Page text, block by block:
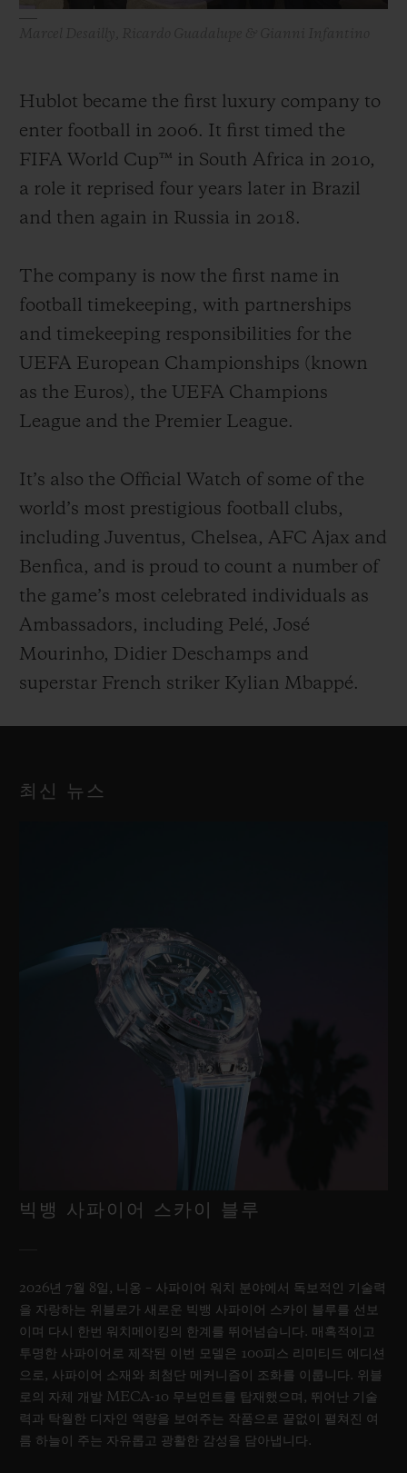
Hublot became the first luxury company to
enter football in 2006. It first timed the
FIFA World Cup™ in South Africa in 2010,
a role it reprised four years later in Brazil
and then again in Russia in 2018.
The company is now the first name in
football timekeeping, with partnerships
and timekeeping responsibilities for the
UEFA European Championships (known
as the Euros), the UEFA Champions
League and the Premier League.
It’s also the Official Watch of some of the
world’s most prestigious football clubs,
including Juventus, Chelsea, AFC Ajax and
Benfica, and is proud to count a number of
the game’s most celebrated individuals as
Ambassadors, including Pelé, José
Mourinho, Didier Deschamps and
superstar French striker Kylian Mbappé.
최신 뉴스
빅뱅 사파이어 스카이 블루
2026년 7월 8일, 니옹 – 사파이어 워치 분야에서 독보적인 기술력
을 자랑하는 위블로가 새로운 빅뱅 사파이어 스카이 블루를 선보
이며 다시 한번 워치메이킹의 한계를 뛰어넘습니다. 매혹적이고
투명한 사파이어로 제작된 이번 모델은 100피스 리미티드 에디션
으로, 사파이어 소재와 최첨단 메커니즘이 조화를 이룹니다. 위블
로의 자체 개발 MECA-10 무브먼트를 탑재했으며, 뛰어난 기술
력과 탁월한 디자인 역량을 보여주는 작품으로 끝없이 펼쳐진 여
름 하늘이 주는 자유롭고 광활한 감성을 담아냅니다.